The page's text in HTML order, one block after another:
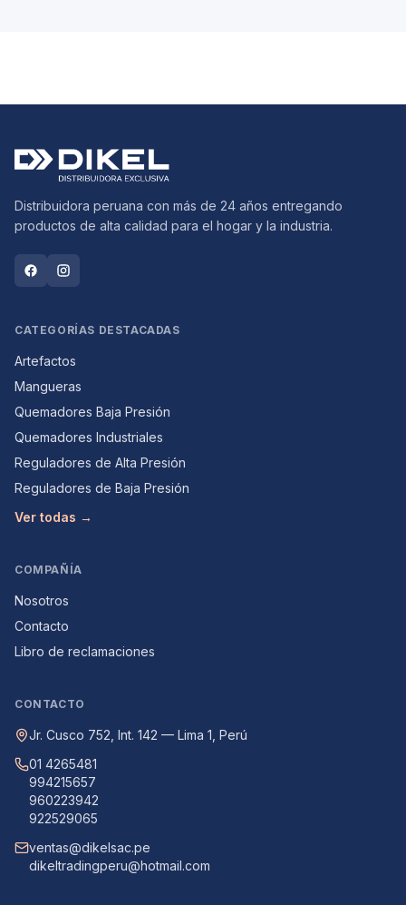
Distribuidora peruana con más de 24 años entregando
productos de alta calidad para el hogar y la industria.
CATEGORÍAS DESTACADAS
Artefactos
Mangueras
Quemadores Baja Presión
Quemadores Industriales
Reguladores de Alta Presión
Reguladores de Baja Presión
Ver todas →
COMPAÑÍA
Nosotros
Contacto
Libro de reclamaciones
CONTACTO
Jr. Cusco 752, Int. 142 — Lima 1, Perú
01 4265481
994215657
960223942
922529065
ventas@dikelsac.pe
dikeltradingperu@hotmail.com